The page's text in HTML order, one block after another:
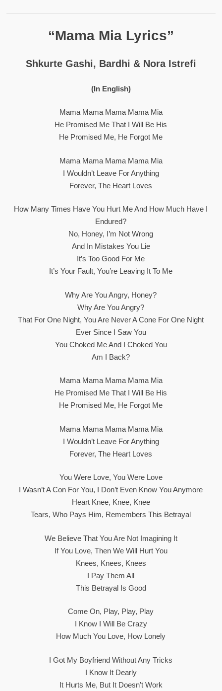
“Mama Mia Lyrics”
Shkurte Gashi, Bardhi & Nora Istrefi
(In English)
Mama Mama Mama Mama Mia
He Promised Me That I Will Be His
He Promised Me, He Forgot Me
Mama Mama Mama Mama Mia
I Wouldn’t Leave For Anything
Forever, The Heart Loves
How Many Times Have You Hurt Me And How Much Have I
Endured?
No, Honey, I’m Not Wrong
And In Mistakes You Lie
It’s Too Good For Me
It’s Your Fault, You’re Leaving It To Me
Why Are You Angry, Honey?
Why Are You Angry?
That For One Night, You Are Never A Cone For One Night
Ever Since I Saw You
You Choked Me And I Choked You
Am I Back?
Mama Mama Mama Mama Mia
He Promised Me That I Will Be His
He Promised Me, He Forgot Me
Mama Mama Mama Mama Mia
I Wouldn’t Leave For Anything
Forever, The Heart Loves
You Were Love, You Were Love
I Wasn’t A Con For You, I Don’t Even Know You Anymore
Heart Knee, Knee, Knee
Tears, Who Pays Him, Remembers This Betrayal
We Believe That You Are Not Imagining It
If You Love, Then We Will Hurt You
Knees, Knees, Knees
I Pay Them All
This Betrayal Is Good
Come On, Play, Play, Play
I Know I Will Be Crazy
How Much You Love, How Lonely
I Got My Boyfriend Without Any Tricks
I Know It Dearly
It Hurts Me, But It Doesn’t Work